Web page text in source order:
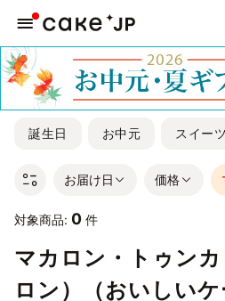
誕生日 お中元 スイーツ
お届け日 価格
対象商品: 0 件
マカロン・トゥン
ロン）（おいしいケ